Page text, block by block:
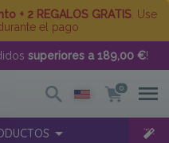
+ 2 REGALOS GRATIS . Use
el pago
superiores a 189,00 €!
0